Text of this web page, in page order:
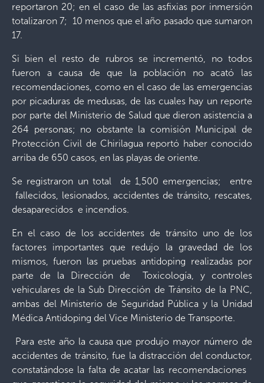
reportaron 20; en el caso de las asfixias por inmersión
totalizaron 7; 10 menos que el año pasado que sumaron
17.
Si bien el resto de rubros se incrementó, no todos
fueron a causa de que la población no acató las
recomendaciones, como en el caso de las emergencias
por picaduras de medusas, de las cuales hay un reporte
por parte del Ministerio de Salud que dieron asistencia a
264 personas; no obstante la comisión Municipal de
Protección Civil de Chirilagua reportó haber conocido
arriba de 650 casos, en las playas de oriente.
Se registraron un total de 1,500 emergencias; entre
fallecidos, lesionados, accidentes de tránsito, rescates,
desaparecidos e incendios.
En el caso de los accidentes de tránsito uno de los
factores importantes que redujo la gravedad de los
mismos, fueron las pruebas antidoping realizadas por
parte de la Dirección de Toxicología, y controles
vehiculares de la Sub Dirección de Tránsito de la PNC,
ambas del Ministerio de Seguridad Pública y la Unidad
Médica Antidoping del Vice Ministerio de Transporte.
Para este año la causa que produjo mayor número de
accidentes de tránsito, fue la distracción del conductor,
constatándose la falta de acatar las recomendaciones